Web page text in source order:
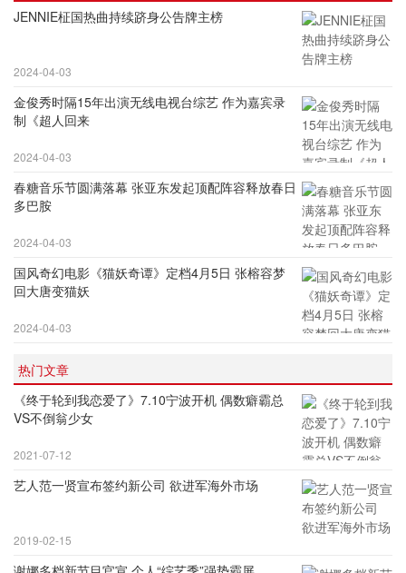
JENNIE柾国热曲持续跻身公告牌主榜
2024-04-03
金俊秀时隔15年出演无线电视台综艺 作为嘉宾录
制《超人回来
2024-04-03
春糖音乐节圆满落幕 张亚东发起顶配阵容释放春日
多巴胺
2024-04-03
国风奇幻电影《猫妖奇谭》定档4月5日 张榕容梦
回大唐变猫妖
2024-04-03
热门文章
《终于轮到我恋爱了》7.10宁波开机 偶数癖霸总
VS不倒翁少女
2021-07-12
艺人范一贤宣布签约新公司 欲进军海外市场
2019-02-15